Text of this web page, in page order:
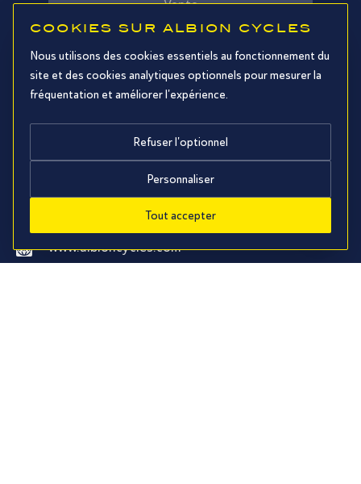
COOKIES SUR ALBION CYCLES
Nous utilisons des cookies essentiels au fonctionnement du
site et des cookies analytiques optionnels pour mesurer la
fréquentation et améliorer l'expérience.
Refuser l'optionnel
Personnaliser
Tout accepter
Vente
FAQ
Contact
+33 (0)4 123 001 06
www.albioncycles.com